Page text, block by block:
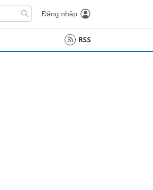
Đăng nhập
RSS